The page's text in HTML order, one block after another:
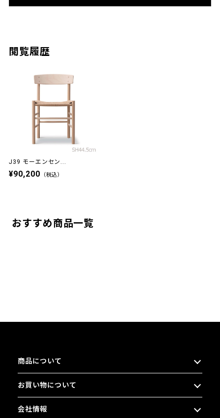
閲覧履歴
J39 モーエンセン...
¥90,200 （税込）
おすすめ商品一覧
商品について
お買い物について
会社情報